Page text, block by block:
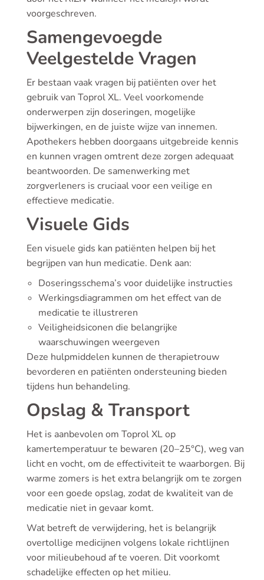
voorgeschreven.
Samengevoegde
Veelgestelde Vragen
Er bestaan vaak vragen bij patiënten over het
gebruik van Toprol XL. Veel voorkomende
onderwerpen zijn doseringen, mogelijke
bijwerkingen, en de juiste wijze van innemen.
Apothekers hebben doorgaans uitgebreide kennis
en kunnen vragen omtrent deze zorgen adequaat
beantwoorden. De samenwerking met
zorgverleners is cruciaal voor een veilige en
effectieve medicatie.
Visuele Gids
Een visuele gids kan patiënten helpen bij het
begrijpen van hun medicatie. Denk aan:
Doseringsschema’s voor duidelijke instructies
Werkingsdiagrammen om het effect van de
medicatie te illustreren
Veiligheidsiconen die belangrijke
waarschuwingen weergeven
Deze hulpmiddelen kunnen de therapietrouw
bevorderen en patiënten ondersteuning bieden
tijdens hun behandeling.
Opslag & Transport
Het is aanbevolen om Toprol XL op
kamertemperatuur te bewaren (20–25°C), weg van
licht en vocht, om de effectiviteit te waarborgen. Bij
warme zomers is het extra belangrijk om te zorgen
voor een goede opslag, zodat de kwaliteit van de
medicatie niet in gevaar komt.
Wat betreft de verwijdering, het is belangrijk
overtollige medicijnen volgens lokale richtlijnen
voor milieubehoud af te voeren. Dit voorkomt
schadelijke effecten op het milieu.